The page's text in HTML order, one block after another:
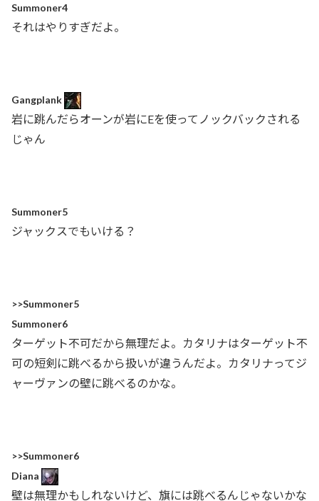
Summoner4
それはやりすぎだよ。
Gangplank
岩に跳んだらオーンが岩にEを使ってノックバックされる
じゃん
Summoner5
ジャックスでもいける？
>>Summoner5
Summoner6
ターゲット不可だから無理だよ。カタリナはターゲット不
可の短剣に跳べるから扱いが違うんだよ。カタリナってジ
ャーヴァンの壁に跳べるのかな。
>>Summoner6
Diana
壁は無理かもしれないけど、旗には跳べるんじゃないかな